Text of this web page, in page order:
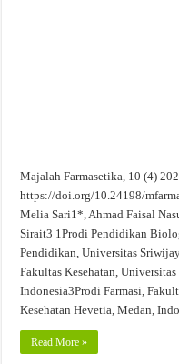
Majalah Farmasetika, 10 (4)
https://doi.org/10.24198/
Melia Sari1*, Ahmad Faisal
Sirait3 1Prodi Pendidikan
Pendidikan, Universitas
Fakultas Kesehatan,
Indonesia3Prodi Farmasi,
Kesehatan Hevetia, Medan,
Read More »